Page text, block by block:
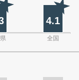
4.1
全国